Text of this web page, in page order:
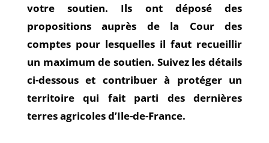
votre soutien. Ils ont déposé des
propositions auprès de la Cour des
comptes pour lesquelles il faut recueillir
un maximum de soutien. Suivez les détails
ci-dessous et contribuer à protéger un
territoire qui fait parti des dernières
terres agricoles d’Ile-de-France.